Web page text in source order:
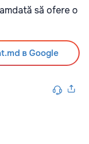
să ofere o
в Google